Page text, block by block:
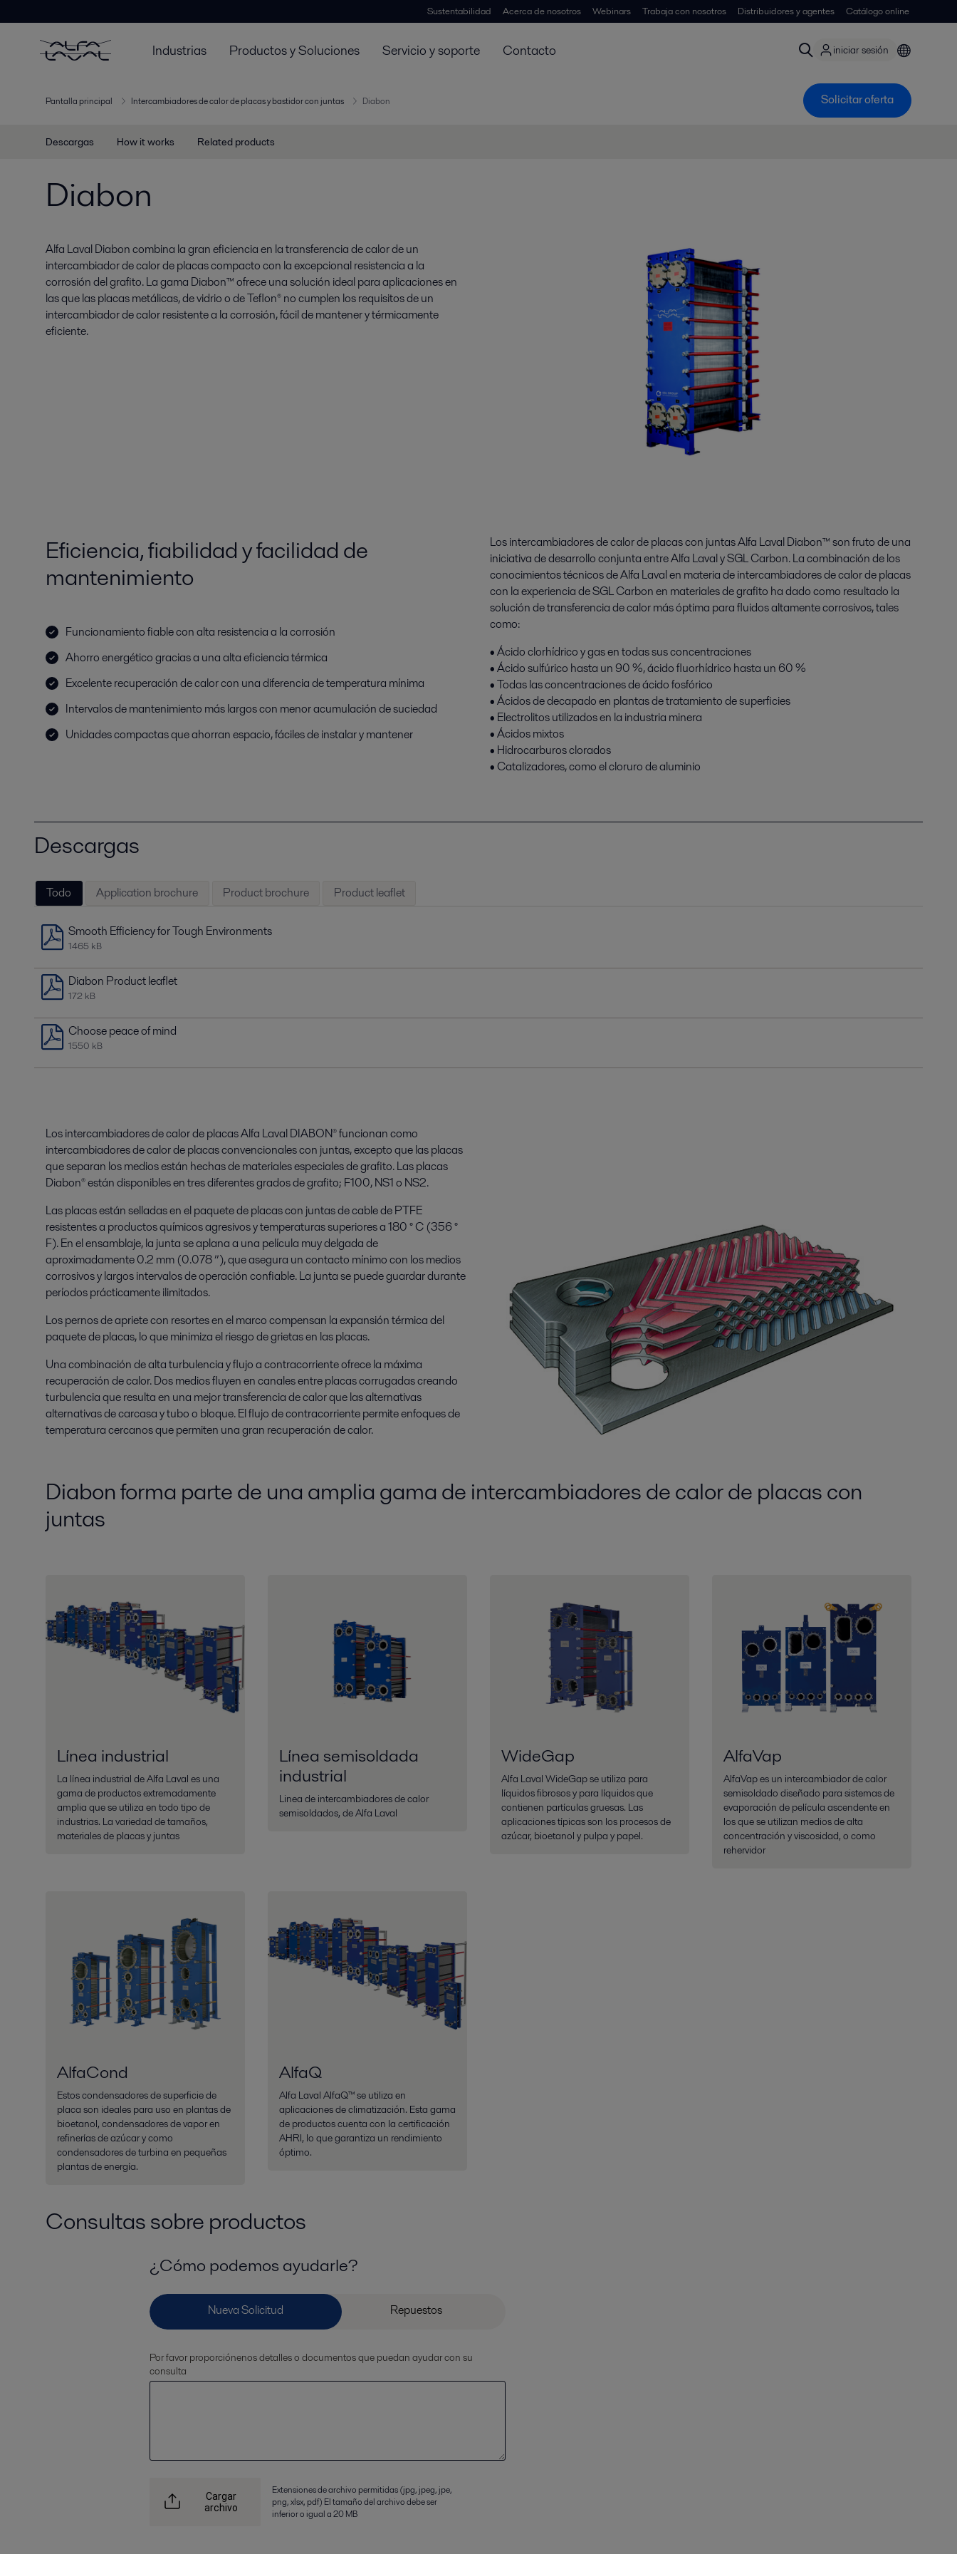
Sustentabilidad Acerca de nosotros Webinars Trabaja con nosotros Distribuidores y agentes Catálogo online
Industrias Productos y Soluciones Servicio y soporte Contacto iniciar sesión
Pantalla principal Intercambiadores de calor de placas y bastidor con juntas Diabon Solicitar oferta
Descargas How it works Related products
Diabon
Alfa Laval Diabon combina la gran eficiencia en la transferencia de calor de un
intercambiador de calor de placas compacto con la excepcional resistencia a la
corrosión del grafito. La gama Diabon™ ofrece una solución ideal para aplicaciones en
las que las placas metálicas, de vidrio o de Teflon® no cumplen los requisitos de un
intercambiador de calor resistente a la corrosión, fácil de mantener y térmicamente
eficiente.
Eficiencia, fiabilidad y facilidad de
mantenimiento
Funcionamiento fiable con alta resistencia a la corrosión
Ahorro energético gracias a una alta eficiencia térmica
Excelente recuperación de calor con una diferencia de temperatura mínima
Intervalos de mantenimiento más largos con menor acumulación de suciedad
Unidades compactas que ahorran espacio, fáciles de instalar y mantener
Los intercambiadores de calor de placas con juntas Alfa Laval Diabon™ son fruto de una
iniciativa de desarrollo conjunta entre Alfa Laval y SGL Carbon. La combinación de los
conocimientos técnicos de Alfa Laval en materia de intercambiadores de calor de placas
con la experiencia de SGL Carbon en materiales de grafito ha dado como resultado la
solución de transferencia de calor más óptima para fluidos altamente corrosivos, tales
como:
• Ácido clorhídrico y gas en todas sus concentraciones
• Ácido sulfúrico hasta un 90 %, ácido fluorhídrico hasta un 60 %
• Todas las concentraciones de ácido fosfórico
• Ácidos de decapado en plantas de tratamiento de superficies
• Electrolitos utilizados en la industria minera
• Ácidos mixtos
• Hidrocarburos clorados
• Catalizadores, como el cloruro de aluminio
Descargas
Todo Application brochure Product brochure Product leaflet
Smooth Efficiency for Tough Environments
1465 kB
Diabon Product leaflet
172 kB
Choose peace of mind
1550 kB
Los intercambiadores de calor de placas Alfa Laval DIABON® funcionan como
intercambiadores de calor de placas convencionales con juntas, excepto que las placas
que separan los medios están hechas de materiales especiales de grafito. Las placas
Diabon® están disponibles en tres diferentes grados de grafito; F100, NS1 o NS2.
Las placas están selladas en el paquete de placas con juntas de cable de PTFE
resistentes a productos químicos agresivos y temperaturas superiores a 180 ° C (356 °
F). En el ensamblaje, la junta se aplana a una película muy delgada de
aproximadamente 0.2 mm (0.078 ”), que asegura un contacto mínimo con los medios
corrosivos y largos intervalos de operación confiable. La junta se puede guardar durante
períodos prácticamente ilimitados.
Los pernos de apriete con resortes en el marco compensan la expansión térmica del
paquete de placas, lo que minimiza el riesgo de grietas en las placas.
Una combinación de alta turbulencia y flujo a contracorriente ofrece la máxima
recuperación de calor. Dos medios fluyen en canales entre placas corrugadas creando
turbulencia que resulta en una mejor transferencia de calor que las alternativas
alternativas de carcasa y tubo o bloque. El flujo de contracorriente permite enfoques de
temperatura cercanos que permiten una gran recuperación de calor.
Diabon forma parte de una amplia gama de intercambiadores de calor de placas con
juntas
Línea industrial
La línea industrial de Alfa Laval es una
gama de productos extremadamente
amplia que se utiliza en todo tipo de
industrias. La variedad de tamaños,
materiales de placas y juntas
Línea semisoldada
industrial
Linea de intercambiadores de calor
semisoldados, de Alfa Laval
WideGap
Alfa Laval WideGap se utiliza para
líquidos fibrosos y para líquidos que
contienen partículas gruesas. Las
aplicaciones típicas son los procesos de
azúcar, bioetanol y pulpa y papel.
AlfaVap
AlfaVap es un intercambiador de calor
semisoldado diseñado para sistemas de
evaporación de película ascendente en
los que se utilizan medios de alta
concentración y viscosidad, o como
rehervidor
AlfaCond
Estos condensadores de superficie de
placa son ideales para uso en plantas de
bioetanol, condensadores de vapor en
refinerías de azúcar y como
condensadores de turbina en pequeñas
plantas de energía.
AlfaQ
Alfa Laval AlfaQ™ se utiliza en
aplicaciones de climatización. Esta gama
de productos cuenta con la certificación
AHRI, lo que garantiza un rendimiento
óptimo.
Consultas sobre productos
¿Cómo podemos ayudarle?
Por favor proporciónenos detalles o documentos que puedan ayudar con su
consulta
Cargar
archivo
Extensiones de archivo permitidas (jpg, jpeg, jpe,
png, xlsx, pdf) El tamaño del archivo debe ser
inferior o igual a 20 MB